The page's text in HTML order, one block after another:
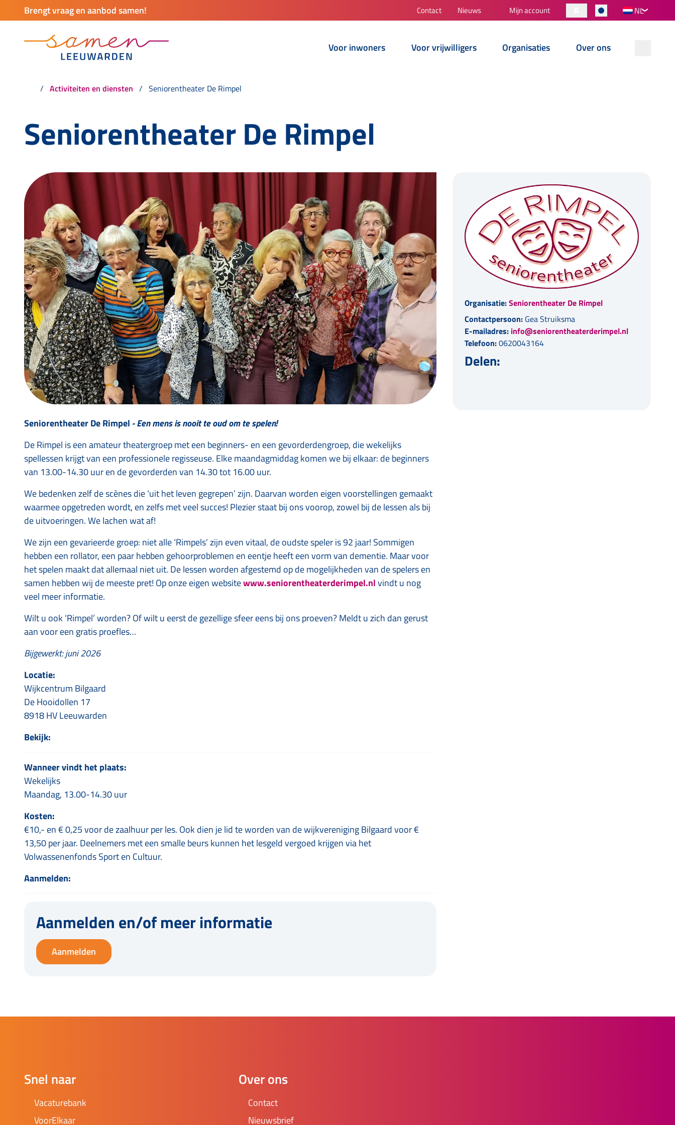
Brengt vraag en aanbod samen! Contact Nieuws Mijn account NL
Voor inwoners Voor vrijwilligers Organisaties Over ons
Activiteiten en diensten Seniorentheater De Rimpel
Seniorentheater De Rimpel
Seniorentheater De Rimpel - Een mens is nooit te oud om te spelen!
De Rimpel is een amateur theatergroep met een beginners- en een gevorderdengroep, die wekelijks
spellessen krijgt van een professionele regisseuse. Elke maandagmiddag komen we bij elkaar: de beginners
van 13.00-14.30 uur en de gevorderden van 14.30 tot 16.00 uur.
We bedenken zelf de scènes die ‘uit het leven gegrepen’ zijn. Daarvan worden eigen voorstellingen gemaakt
waarmee opgetreden wordt, en zelfs met veel succes! Plezier staat bij ons voorop, zowel bij de lessen als bij
de uitvoeringen. We lachen wat af!
We zijn een gevarieerde groep: niet alle ‘Rimpels’ zijn even vitaal, de oudste speler is 92 jaar! Sommigen
hebben een rollator, een paar hebben gehoorproblemen en eentje heeft een vorm van dementie. Maar voor
het spelen maakt dat allemaal niet uit. De lessen worden afgestemd op de mogelijkheden van de spelers en
samen hebben wij de meeste pret! Op onze eigen websitewww.seniorentheaterderimpel.nlvindt u nog
veel meer informatie.
Wilt u ook ‘Rimpel’ worden? Of wilt u eerst de gezellige sfeer eens bij ons proeven? Meldt u zich dan gerust
aan voor een gratis proefles…
Bijgewerkt: juni 2026
Locatie:
Wijkcentrum Bilgaard
De Hooidollen 17
8918 HV Leeuwarden
Bekijk:
Wanneer vindt het plaats:
Wekelijks
Maandag, 13.00-14.30 uur
Kosten:
€10,- en € 0,25 voor de zaalhuur per les. Ook dien je lid te worden van de wijkvereniging Bilgaard voor €
13,50 per jaar. Deelnemers met een smalle beurs kunnen het lesgeld vergoed krijgen via het
Volwassenenfonds Sport en Cultuur.
Aanmelden:
Aanmelden en/of meer informatie
Aanmelden
Organisatie:Seniorentheater De Rimpel
Contactpersoon: Gea Struiksma
E-mailadres: info@seniorentheaterderimpel.nl
Telefoon:0620043164
Delen:
Snel naar
Vacaturebank
VoorElkaar
Over ons
Contact
Nieuwsbrief